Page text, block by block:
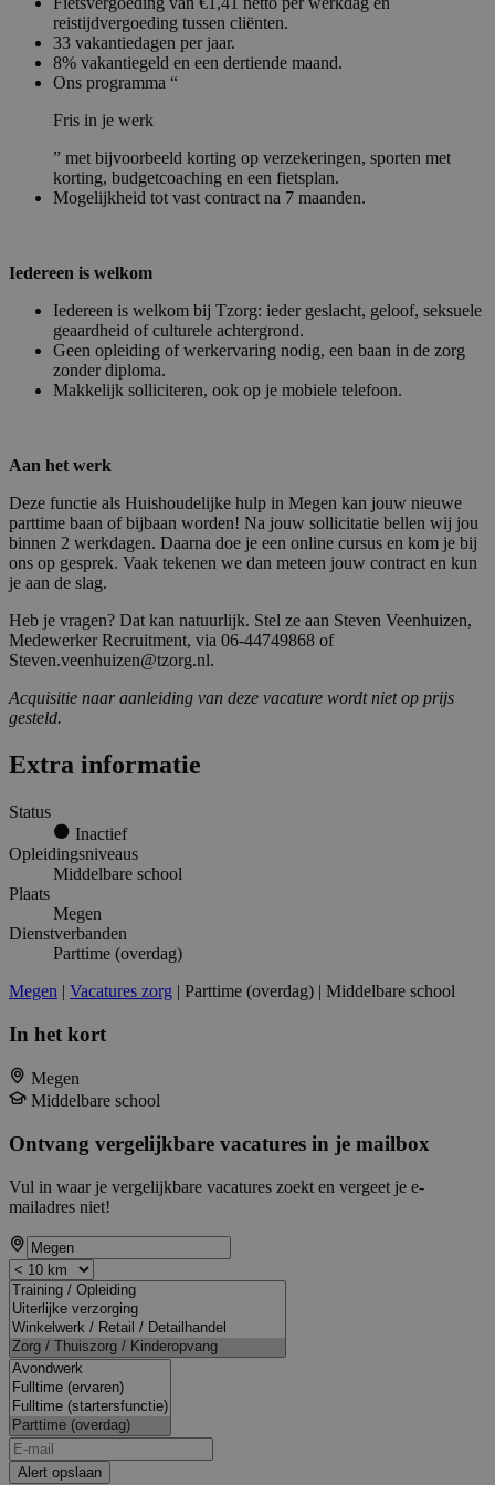
reistijdvergoeding tussen cliënten.
33 vakantiedagen per jaar.
8% vakantiegeld en een dertiende maand.
Ons programma “
Fris in je werk
” met bijvoorbeeld korting op verzekeringen, sporten met
korting, budgetcoaching en een fietsplan.
Mogelijkheid tot vast contract na 7 maanden.
Iedereen is welkom
Iedereen is welkom bij Tzorg: ieder geslacht, geloof, seksuele
geaardheid of culturele achtergrond.
Geen opleiding of werkervaring nodig, een baan in de zorg
zonder diploma.
Makkelijk solliciteren, ook op je mobiele telefoon.
Aan het werk
Deze functie als Huishoudelijke hulp in Megen kan jouw nieuwe
parttime baan of bijbaan worden! Na jouw sollicitatie bellen wij jou
binnen 2 werkdagen. Daarna doe je een online cursus en kom je bij
ons op gesprek. Vaak tekenen we dan meteen jouw contract en kun
je aan de slag.
Heb je vragen? Dat kan natuurlijk. Stel ze aan Steven Veenhuizen,
Medewerker Recruitment, via 06-44749868 of
Steven.veenhuizen@tzorg.nl.
Acquisitie naar aanleiding van deze vacature wordt niet op prijs
gesteld.
Extra informatie
Status
Inactief
Opleidingsniveaus
Middelbare school
Plaats
Megen
Dienstverbanden
Parttime (overdag)
Megen | Vacatures zorg | Parttime (overdag) | Middelbare school
In het kort
Megen
Middelbare school
Ontvang vergelijkbare vacatures in je mailbox
Vul in waar je vergelijkbare vacatures zoekt en vergeet je e-
mailadres niet!
Alert opslaan